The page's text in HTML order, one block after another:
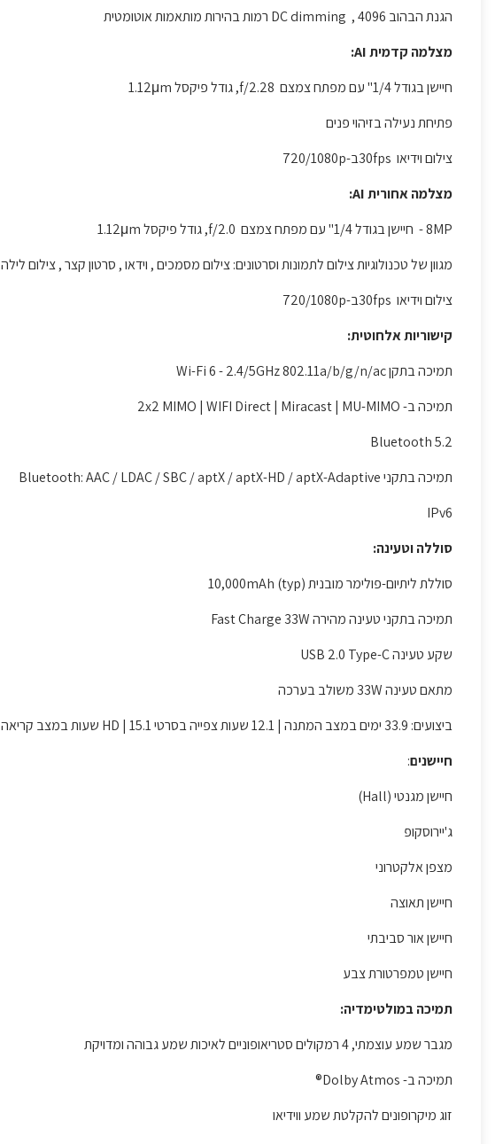
הגנת הבהוב DC dimming , 4096 רמות בהירות מותאמות אוטומטית
מצלמה קדמית AI:
חיישן בגודל 1/4'' עם מפתח צמצם f/2.28, גודל פיקסל 1.12μm
פתיחת נעילה בזיהוי פנים
צילום וידיאו 30fpsב-720/1080p
מצלמה אחורית AI:
8MP - חיישן בגודל 1/4'' עם מפתח צמצם f/2.0, גודל פיקסל 1.12μm
מגוון של טכנולוגיות צילום לתמונות וסרטונים: צילום מסמכים , וידאו , סרטון קצר , צילום לילה
צילום וידיאו 30fpsב-720/1080p
קישוריות אלחוטית:
תמיכה בתקן Wi-Fi 6 - 2.4/5GHz 802.11a/b/g/n/ac
תמיכה ב- 2x2 MIMO | WIFI Direct | Miracast | MU-MIMO
Bluetooth 5.2
תמיכה בתקני Bluetooth: AAC / LDAC / SBC / aptX / aptX-HD / aptX-Adaptive
IPv6
סוללה וטעינה:
סוללת ליתיום-פולימר מובנית 10,000mAh (typ)
תמיכה בתקני טעינה מהירה Fast Charge 33W
שקע טעינה USB 2.0 Type-C
מתאם טעינה 33W משולב בערכה
ביצועים: 33.9 ימים במצב המתנה | 12.1 שעות צפייה בסרטי HD | 15.1 שעות במצב קריאה
חיישנים:
חיישן מגנטי (Hall)
ג'יירוסקופ
מצפן אלקטרוני
חיישן תאוצה
חיישן אור סביבתי
חיישן טמפרטורת צבע
תמיכה במולטימדיה:
מגבר שמע עוצמתי, 4 רמקולים סטריאופוניים לאיכות שמע גבוהה ומדויקת
תמיכה ב- Dolby Atmos®
זוג מיקרופונים להקלטת שמע ווידיאו